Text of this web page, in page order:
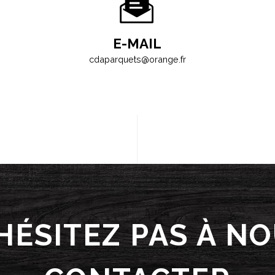
E-MAIL
cdaparquets@orange.fr
PAS À